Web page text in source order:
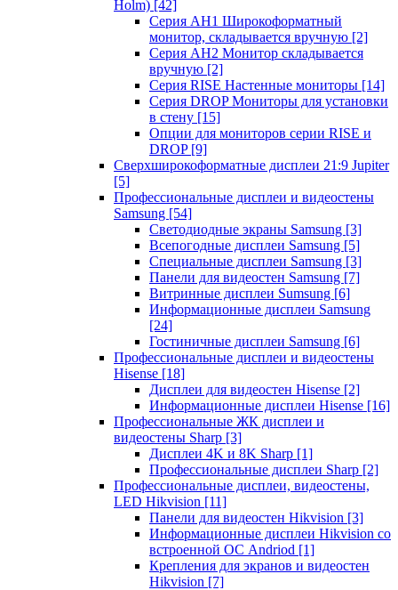
Holm) [42]
Серия AH1 Широкоформатный
монитор, складывается вручную [2]
Серия AH2 Монитор складывается
вручную [2]
Серия RISE Настенные мониторы [14]
Серия DROP Мониторы для установки
в стену [15]
Опции для мониторов серии RISE и
DROP [9]
Сверхширокоформатные дисплеи 21:9 Jupiter
[5]
Профессиональные дисплеи и видеостены
Samsung [54]
Светодиодные экраны Samsung [3]
Всепогодные дисплеи Samsung [5]
Специальные дисплеи Samsung [3]
Панели для видеостен Samsung [7]
Витринные дисплеи Sumsung [6]
Информационные дисплеи Samsung
[24]
Гостиничные дисплеи Samsung [6]
Профессиональные дисплеи и видеостены
Hisense [18]
Дисплеи для видеостен Hisense [2]
Информационные дисплеи Hisense [16]
Профессиональные ЖК дисплеи и
видеостены Sharp [3]
Дисплеи 4K и 8K Sharp [1]
Профессиональные дисплеи Sharp [2]
Профессиональные дисплеи, видеостены,
LED Hikvision [11]
Панели для видеостен Hikvision [3]
Информационные дисплеи Hikvision со
встроенной ОС Andriod [1]
Крепления для экранов и видеостен
Hikvision [7]